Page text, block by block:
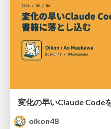
変化の早いClaude Code
oikon48